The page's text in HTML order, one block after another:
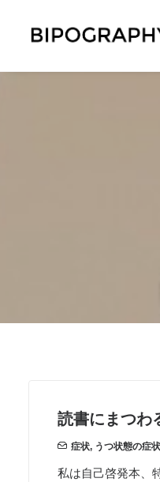
読書にまつわ
症状, うつ状態の症状
私は自己啓発本、